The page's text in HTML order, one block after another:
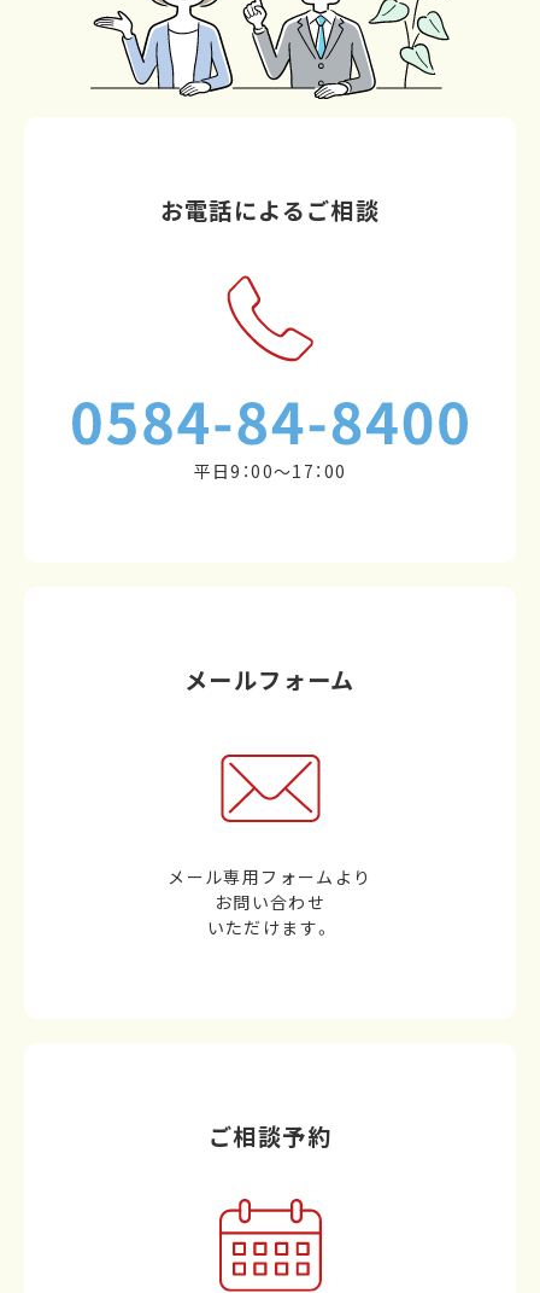
お電話によるご相談
平日9：00～17：00
メールフォーム
メール専用フォームより
お問い合わせ
いただけます。
ご相談予約